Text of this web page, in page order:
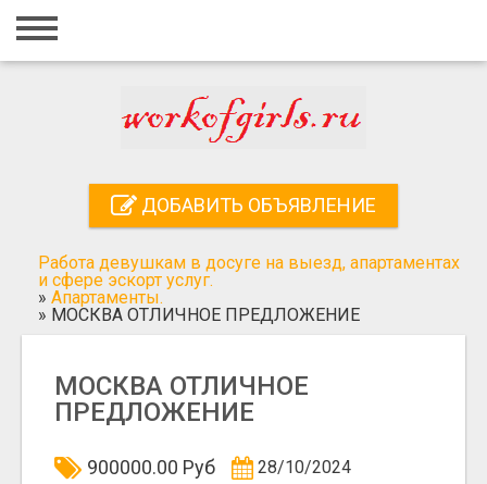
Главная
Регистрация
Добавить объявление
Поиск
ДОБАВИТЬ ОБЪЯВЛЕНИЕ
Работа девушкам в досуге на выезд, апартаментах
и сфере эскорт услуг.
» Апартаменты.
» МОСКВА ОТЛИЧНОЕ ПРЕДЛОЖЕНИЕ
МОСКВА ОТЛИЧНОЕ
ПРЕДЛОЖЕНИЕ
900000.00 Руб
28/10/2024